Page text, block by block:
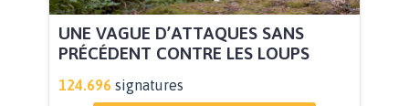
UNE VAGUE D’ATTAQUES SANS
PRÉCÉDENT CONTRE LES LOUPS
124.696 signatures